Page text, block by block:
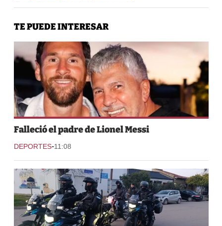
TE PUEDE INTERESAR
Falleció el padre de Lionel Messi
DEPORTES-11:08